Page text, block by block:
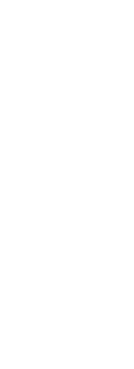
Ibadah